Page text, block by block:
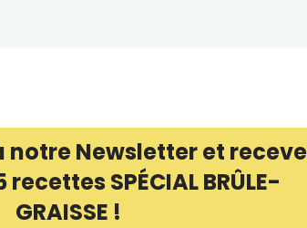
Newsletter et
recettes SPÉCIAL BRÛLE-
GRAISSE !